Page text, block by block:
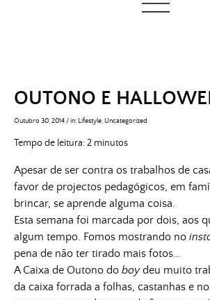
OUTONO E
Outubro 30, 2014/in: Lifestyle Uncategorized
Tempo de leitura:2 minutos
Apesar de ser contra os trabalhos de
favor de projectos pedagógicos, em
brincar, se aprende alguma coisa.
Esta semana foi marcada por dois, aos
algum tempo. Fomos mostrando no
pena de não ter tirado mais fotos…
A Caixa de Outono do boydeu muito
da caixa forrada a folhas, castanhas e